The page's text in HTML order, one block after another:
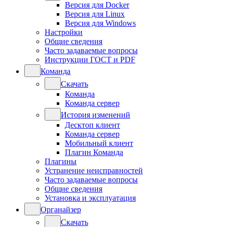
Версия для Docker
Версия для Linux
Версия для Windows
Настройки
Общие сведения
Часто задаваемые вопросы
Инструкции ГОСТ и PDF
Команда
Скачать
Команда
Команда сервер
История изменений
Десктоп клиент
Команда сервер
Мобильный клиент
Плагин Команда
Плагины
Устранение неисправностей
Часто задаваемые вопросы
Общие сведения
Установка и эксплуатация
Органайзер
Скачать